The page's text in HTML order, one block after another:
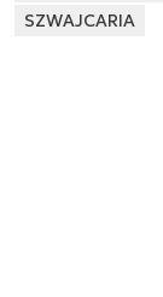
SZWAJCARIA